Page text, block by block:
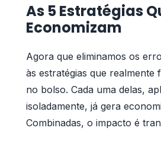
As 5 Estratégias
Economizam
Agora que eliminamos os
às estratégias que realmente
no bolso. Cada uma delas,
isoladamente, já gera
Combinadas, o impacto é